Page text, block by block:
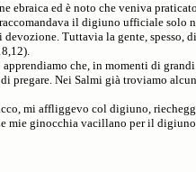
ebraica ed è noto che veniva
il digiuno ufficiale solo
Tuttavia la gente, spesso,
che, in momenti di
pregare. Nei Salmi già troviamo
mi affliggevo col digiuno,
mie ginocchia vacillano per il